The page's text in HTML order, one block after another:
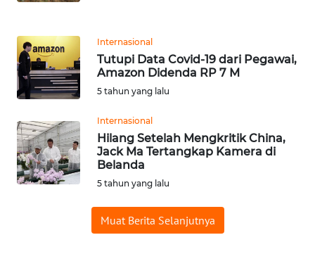
Internasional
Tutupi Data Covid-19 dari Pegawai,
Amazon Didenda RP 7 M
5 tahun yang lalu
Internasional
Hilang Setelah Mengkritik China,
Jack Ma Tertangkap Kamera di
Belanda
5 tahun yang lalu
Muat Berita Selanjutnya
INDEKS
BERITA
KAMI
INFO
IKLAN